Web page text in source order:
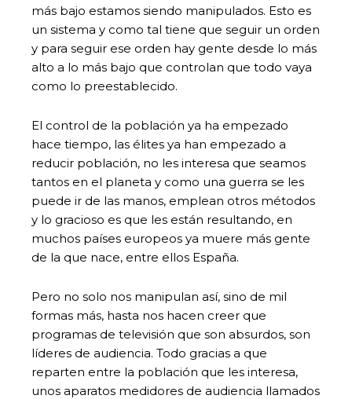
más bajo estamos siendo manipulados. Esto es
un sistema y como tal tiene que seguir un orden
y para seguir ese orden hay gente desde lo más
alto a lo más bajo que controlan que todo vaya
como lo preestablecido.
El control de la población ya ha empezado
hace tiempo, las élites ya han empezado a
reducir población, no les interesa que seamos
tantos en el planeta y como una guerra se les
puede ir de las manos, emplean otros métodos
y lo gracioso es que les están resultando, en
muchos países europeos ya muere más gente
de la que nace, entre ellos España.
Pero no solo nos manipulan así, sino de mil
formas más, hasta nos hacen creer que
programas de televisión que son absurdos, son
líderes de audiencia. Todo gracias a que
reparten entre la población que les interesa,
unos aparatos medidores de audiencia llamados